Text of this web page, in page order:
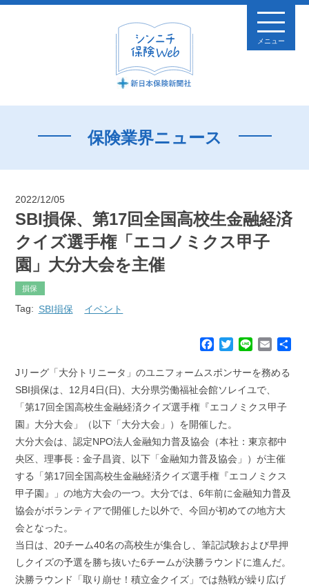
メニュー
保険業界ニュース
2022/12/05
SBI損保、第17回全国高校生金融経済
クイズ選手権「エコノミクス甲子
園」大分大会を主催
損保
Tag: SBI損保 イベント
c
e
o
o
k
T
i
e
n
e
E
a
Jリーグ「大分トリニータ」のユニフォームスポンサーを務める
SBI損保は、12月4日(日)、大分県労働福祉会館ソレイユで、
「第17回全国高校生金融経済クイズ選手権『エコノミクス甲子
園』大分大会」（以下「大分大会」）を開催した。
大分大会は、認定NPO法人金融知力普及協会（本社：東京都中
央区、理事長：金子昌資、以下「金融知力普及協会」）が主催
する「第17回全国高校生金融経済クイズ選手権『エコノミクス
甲子園』」の地方大会の一つ。大分では、6年前に金融知力普及
協会がボランティアで開催した以外で、今回が初めての地方大
会となった。
当日は、20チーム40名の高校生が集合し、筆記試験および早押
しクイズの予選を勝ち抜いた6チームが決勝ラウンドに進んだ。
決勝ラウンド「取り崩せ！積立金クイズ」では熱戦が繰り広げ